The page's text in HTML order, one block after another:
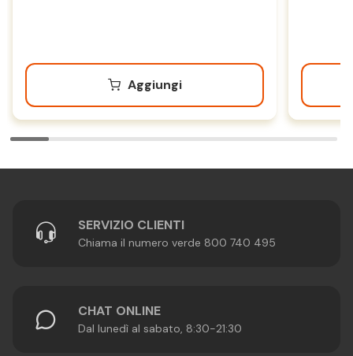
Aggiungi
SERVIZIO CLIENTI
Chiama il numero verde 800 740 495
CHAT ONLINE
Dal lunedì al sabato, 8:30-21:30